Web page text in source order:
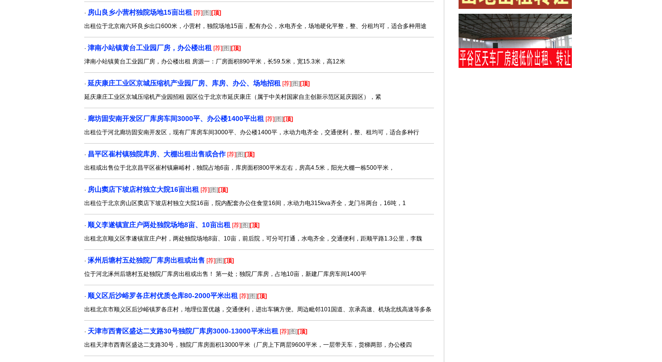
· 房山良乡小营村独院场地15亩出租 [荐] [图] [顶]
出租位于北京南六环良乡出口600米，小营村，独院场地15亩，配有办公，水电齐全，场地硬化平整，整、分租均可，适合多种用途
· 津南小站镇黄台工业园厂房，办公楼出租 [荐] [图] [顶]
津南小站镇黄台工业园厂房，办公楼出租 房源一：厂房面积890平米，长59.5米，宽15.3米，高12米
· 延庆康庄工业区京城压缩机产业园厂房、库房、办公、场地招租 [荐] [图] [顶]
延庆康庄工业区京城压缩机产业园招租 园区位于北京市延庆康庄（属于中关村国家自主创新示范区延庆园区），紧
· 廊坊固安南开发区厂库房车间3000平、办公楼1400平出租 [荐] [图] [顶]
出租位于河北廊坊固安南开发区，现有厂库房车间3000平、办公楼1400平，水动力电齐全，交通便利，整、租均可，适合多种行
· 昌平区崔村镇独院库房、大棚出租出售或合作 [荐] [图] [顶]
出租或出售位于北京昌平区崔村镇麻峪村，独院占地6亩，库房面积800平米左右，房高4.5米，阳光大棚一栋500平米，
· 房山窦店下坡店村独立大院16亩出租 [荐] [图] [顶]
出租位于北京房山区窦店下坡店村独立大院16亩，院内配套办公住食堂16间，水动力电315kva齐全，龙门吊两台，16吨，1
· 顺义李遂镇宣庄户两处独院场地8亩、10亩出租 [荐] [图] [顶]
出租北京顺义区李遂镇宣庄户村，两处独院场地8亩、10亩，前后院，可分可打通，水电齐全，交通便利，距顺平路1.3公里，李魏
· 涿州后塘村五处独院厂库房出租或出售 [荐] [图] [顶]
位于河北涿州后塘村五处独院厂库房出租或出售！ 第一处；独院厂库房，占地10亩，新建厂库房车间1400平
· 顺义区后沙峪罗各庄村优质仓库80-2000平米出租 [荐] [图] [顶]
出租北京市顺义区后沙峪镇罗各庄村，地理位置优越，交通便利，进出车辆方便。周边毗邻101国道、京承高速、机场北线高速等多条
· 天津市西青区盛达二支路30号独院厂库房3000-13000平米出租 [荐] [图] [顶]
出租天津市西青区盛达二支路30号，独院厂库房面积13000平米（厂房上下两层9600平米，一层带天车，货梯两部，办公楼四